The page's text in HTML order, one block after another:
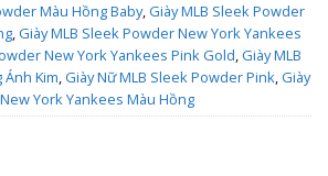
Màu Hồng Baby, Giày MLB Sleek Powder
, Giày MLB Sleek Powder New York Yankees
New York Yankees Pink Gold, Giày MLB
Kim, Giày Nữ MLB Sleek Powder Pink, Giày
York Yankees Màu Hồng